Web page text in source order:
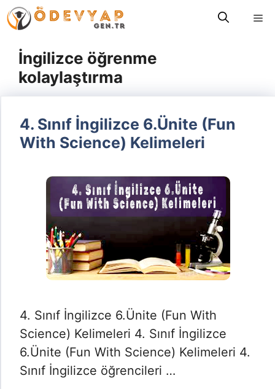
İçeriğe
atla
İngilizce öğrenme
kolaylaştırma
4. Sınıf İngilizce 6.Ünite (Fun
With Science) Kelimeleri
4. Sınıf İngilizce 6.Ünite (Fun With
Science) Kelimeleri 4. Sınıf İngilizce
6.Ünite (Fun With Science) Kelimeleri 4.
Sınıf İngilizce öğrencileri …